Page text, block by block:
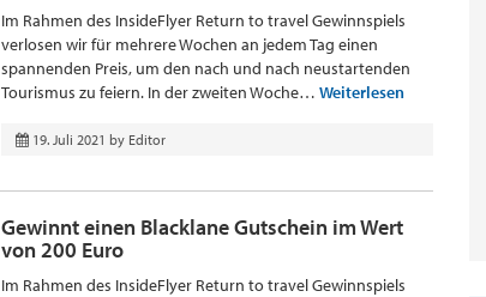
Im Rahmen des InsideFlyer Return to travel Gewinnspiels
verlosen wir für mehrere Wochen an jedem Tag einen
spannenden Preis, um den nach und nach neustartenden
Tourismus zu feiern. In der zweiten Woche… Weiterlesen
19. Juli 2021 by Editor
Gewinnt einen Blacklane Gutschein im Wert
von 200 Euro
Im Rahmen des InsideFlyer Return to travel Gewinnspiels